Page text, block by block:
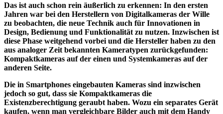
Das ist auch schon rein äußerlich zu erkennen: In den ersten
Jahren war bei den Herstellern von Digitalkameras der Wille
zu beobachten, die neue Technik auch für Innovationen in
Design, Bedienung und Funktionalität zu nutzen. Inzwischen ist
diese Phase weitgehend vorbei und die Hersteller haben zu den
aus analoger Zeit bekannten Kameratypen zurückgefunden:
Kompaktkameras auf der einen und Systemkameras auf der
anderen Seite.
Die in Smartphones eingebauten Kameras sind inzwischen
jedoch so gut, dass sie Kompaktkameras die
Existenzberechtigung geraubt haben. Wozu ein separates Gerät
kaufen, wenn man vergleichbare Bilder auch mit dem Handy